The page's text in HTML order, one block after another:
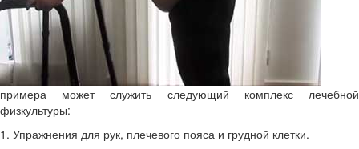
примера может служить следующий комплекс лечебной
физкультуры:
1. Упражнения для рук, плечевого пояса и грудной клетки.